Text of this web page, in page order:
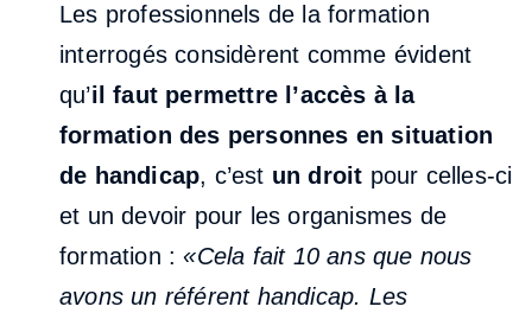
Les professionnels de la formation
interrogés considèrent comme évident
qu’il faut permettre l’accès à la
formation des personnes en situation
de handicap, c’est un droit pour celles-ci
et un devoir pour les organismes de
formation :«Cela fait 10 ans que nous
avons un référent handicap. Les